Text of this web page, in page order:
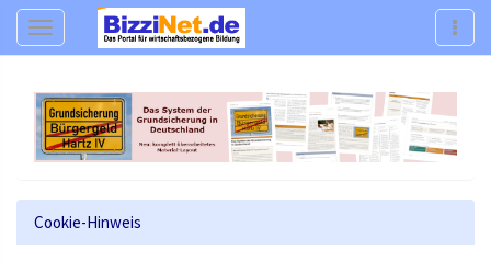
Navigation
Cookie-Hinweis